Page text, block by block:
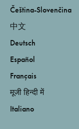
Čeština-Slovenčina
中文
Deutsch
Español
Français
मूजी हिन्दी में
Italiano